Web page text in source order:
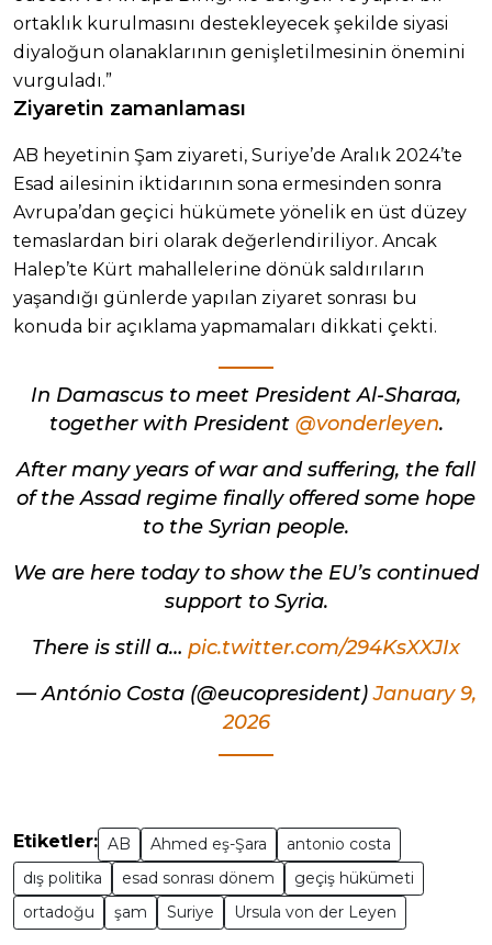
ortaklık kurulmasını destekleyecek şekilde siyasi
diyaloğun olanaklarının genişletilmesinin önemini
vurguladı.”
Ziyaretin zamanlaması
AB heyetinin Şam ziyareti, Suriye’de Aralık 2024’te
Esad ailesinin iktidarının sona ermesinden sonra
Avrupa’dan geçici hükümete yönelik en üst düzey
temaslardan biri olarak değerlendiriliyor. Ancak
Halep’te Kürt mahallelerine dönük saldırıların
yaşandığı günlerde yapılan ziyaret sonrası bu
konuda bir açıklama yapmamaları dikkati çekti.
In Damascus to meet President Al-Sharaa,
together with President @vonderleyen.
After many years of war and suffering, the fall
of the Assad regime finally offered some hope
to the Syrian people.
We are here today to show the EU’s continued
support to Syria.
There is still a… pic.twitter.com/294KsXXJIx
— António Costa (@eucopresident)January 9,
2026
Etiketler: AB Ahmed eş-Şara
antonio costa
dış politika
esad sonrası dönem
geçiş hükümeti
ortadoğu
şam Suriye Ursula von der Leyen